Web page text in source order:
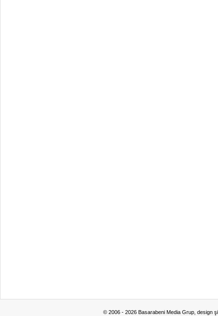
© 2006 - 2026 Basarabeni Media Grup, design